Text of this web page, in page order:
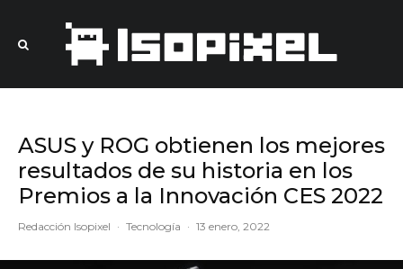
ASUS y ROG obtienen los mejores
resultados de su historia en los
Premios a la Innovación CES 2022
Redacción Isopixel · Tecnología · 13 enero, 2022